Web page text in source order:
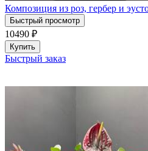
Композиция из роз, гербер и
Быстрый просмотр
10490 ₽
Купить
Быстрый заказ